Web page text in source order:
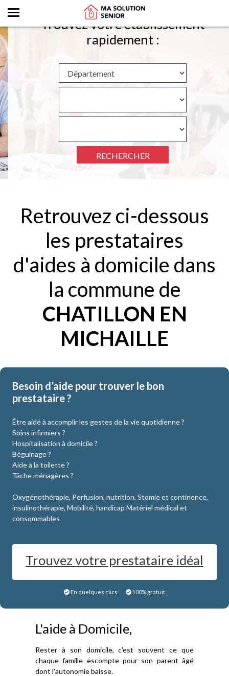
Trouvez votre établissement
rapidement :
RECHERCHER
Retrouvez ci-dessous
les prestataires
d'aides à domicile dans
la commune de
CHATILLON EN
MICHAILLE
Besoin d’aide pour trouver le bon
prestataire ?
Être aidé à accomplir les gestes de la vie quotidienne ?
Soins infirmiers ?
Hospitalisation à domicile ?
Béguinage ?
Aide à la toilette ?
Tâche ménagères ?
Oxygénothérapie, Perfusion, nutrition, Stomie et continence,
insulinothérapie, Mobilité, handicap Matériel médical et
consommables
Trouvez votre prestataire idéal
En quelques clics 100% gratuit
L'aide à Domicile,
Rester à son domicile, c'est souvent ce que
chaque famille escompte pour son parent âgé
dont l'autonomie baisse.